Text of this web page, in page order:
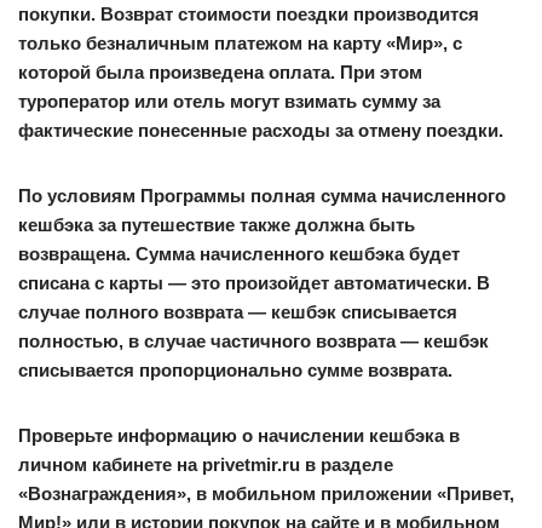
покупки. Возврат стоимости поездки производится
только безналичным платежом на карту «Мир», с
которой была произведена оплата. При этом
туроператор или отель могут взимать сумму за
фактические понесенные расходы за отмену поездки.
По условиям Программы полная сумма начисленного
кешбэка за путешествие также должна быть
возвращена. Сумма начисленного кешбэка будет
списана с карты — это произойдет автоматически. В
случае полного возврата — кешбэк списывается
полностью, в случае частичного возврата — кешбэк
списывается пропорционально сумме возврата.
Проверьте информацию о начислении кешбэка в
личном кабинете на privetmir.ru в разделе
«Вознаграждения», в мобильном приложении «Привет,
Мир!» или в истории покупок на сайте и в мобильном